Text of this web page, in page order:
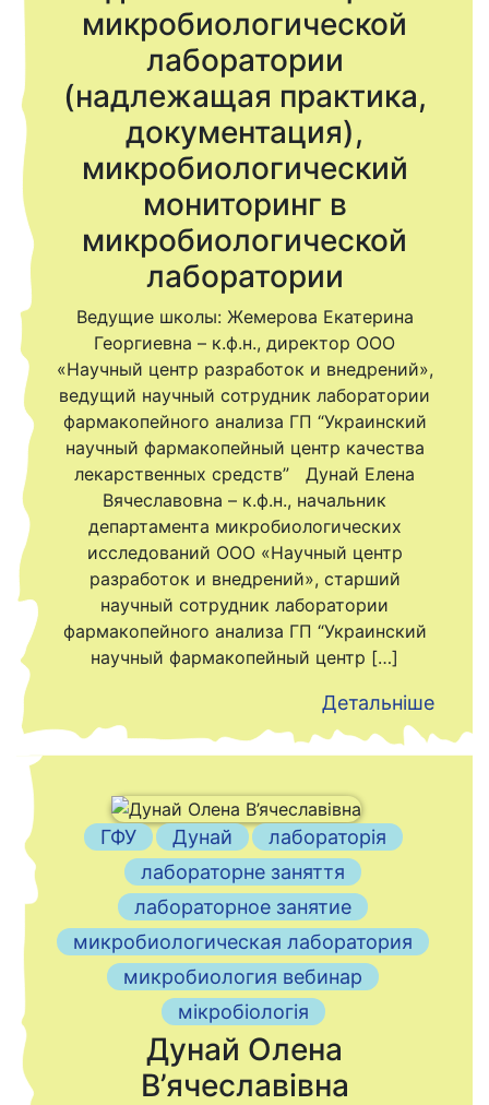
микробиологической
лаборатории
(надлежащая практика,
документация),
микробиологический
мониторинг в
микробиологической
лаборатории
Ведущие школы: Жемерова Екатерина
Георгиевна – к.ф.н., директор ООО
«Научный центр разработок и внедрений»,
ведущий научный сотрудник лаборатории
фармакопейного анализа ГП “Украинский
научный фармакопейный центр качества
лекарственных средств” Дунай Елена
Вячеславовна – к.ф.н., начальник
департамента микробиологических
исследований ООО «Научный центр
разработок и внедрений», старший
научный сотрудник лаборатории
фармакопейного анализа ГП “Украинский
научный фармакопейный центр […]
Детальніше
ГФУ Дунай
лабораторія
лабораторне заняття
лабораторное занятие
микробиологическая лаборатория
микробиология вебинар
мікробіологія
Дунай Олена
В’ячеславівна